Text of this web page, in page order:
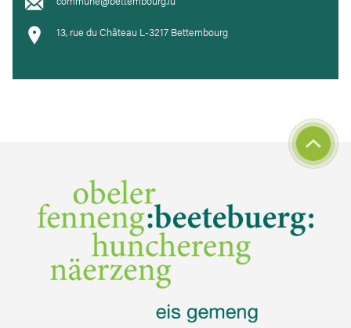
13, rue du Château L-3217 Bettembourg